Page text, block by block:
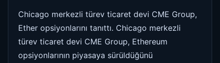
Chicago merkezli türev ticaret devi CME Group,
Ether opsiyonlarını tanıttı. Chicago merkezli
türev ticaret devi CME Group, Ethereum
opsiyonlarının piyasaya sürüldüğünü